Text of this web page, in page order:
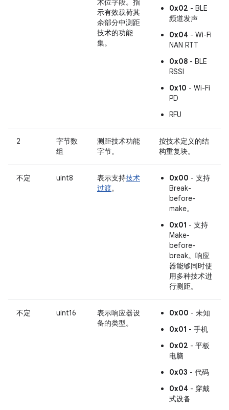
术位字段。指
示有效载荷其
余部分中测距
技术的功能
集。
0x02 - BLE
频道发声
0x04 - Wi-Fi
NAN RTT
0x08 - BLE
RSSI
0x10 - Wi-Fi
PD
RFU
2
字节数
组
测距技术功能
字节。
按技术定义的结
构重复块。
不定 uint8 表示支持技术
过渡。
0x00 - 支持
Break-
before-
make。
0x01 - 支持
Make-
before-
break。响应
器能够同时使
用多种技术进
行测距。
不定 uint16
表示响应器设
备的类型。
0x00 - 未知
0x01 - 手机
0x02 - 平板
电脑
0x03 - 代码
0x04 - 穿戴
式设备